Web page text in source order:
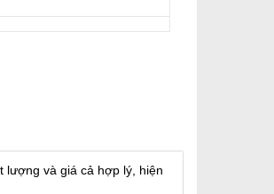
lượng và giá cả hợp lý, hiện